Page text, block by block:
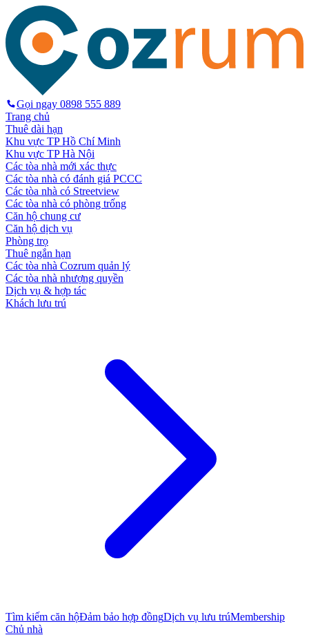
Gọi ngay 0898 555 889
Trang chủ
Thuê dài hạn
Khu vực TP Hồ Chí Minh
Khu vực TP Hà Nội
Các tòa nhà mới xác thực
Các tòa nhà có đánh giá PCCC
Các tòa nhà có Streetview
Các tòa nhà có phòng trống
Căn hộ chung cư
Căn hộ dịch vụ
Phòng trọ
Thuê ngắn hạn
Các tòa nhà Cozrum quản lý
Các tòa nhà nhượng quyền
Dịch vụ & hợp tác
Khách lưu trú
Tìm kiếm căn hộĐảm bảo hợp đồngDịch vụ lưu trúMembership
Chủ nhà